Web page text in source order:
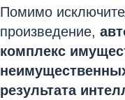
Помимо
произведение,
комплекс
результата